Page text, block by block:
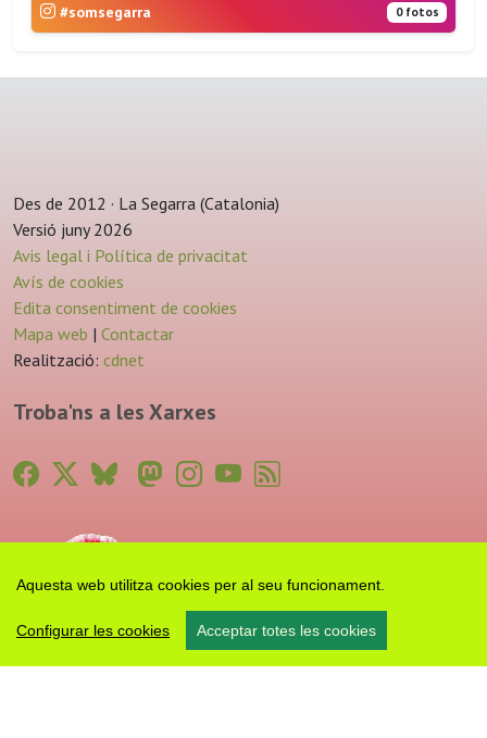
Aquesta web utilitza cookies per al seu funcionament.
Configurar les cookies Acceptar totes les cookies
#somsegarra 0 fotos
Des de 2012 · La Segarra (Catalonia)
Versió juny 2026
Avis legal i Política de privacitat
Avís de cookies
Edita consentiment de cookies
Mapa web | Contactar
Realització: cdnet
Troba'ns a les Xarxes